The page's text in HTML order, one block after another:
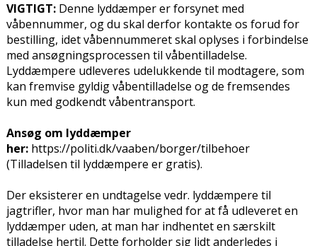
VIGTIGT: Denne lyddæmper er forsynet med
våbennummer, og du skal derfor kontakte os forud for
bestilling, idet våbennummeret skal oplyses i forbindelse
med ansøgningsprocessen til våbentilladelse.
Lyddæmpere udleveres udelukkende til modtagere, som
kan fremvise gyldig våbentilladelse og de fremsendes
kun med godkendt våbentransport.
Ansøg om lyddæmper
her: https://politi.dk/vaaben/borger/tilbehoer
(Tilladelsen til lyddæmpere er gratis).
Der eksisterer en undtagelse vedr. lyddæmpere til
jagtrifler, hvor man har mulighed for at få udleveret en
lyddæmper uden, at man har indhentet en særskilt
tilladelse hertil. Dette forholder sig lidt anderledes i